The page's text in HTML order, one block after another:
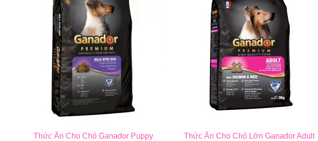
Thức Ăn Cho Chó Ganador Puppy
Thức Ăn Cho Chó Lớn Ganador Adult